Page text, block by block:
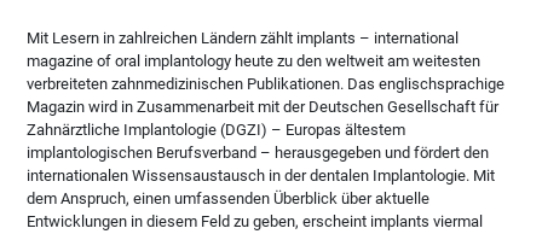
Mit Lesern in zahlreichen Ländern zählt implants – international
magazine of oral implantology heute zu den weltweit am weitesten
verbreiteten zahnmedizinischen Publikationen. Das englischsprachige
Magazin wird in Zusammenarbeit mit der Deutschen Gesellschaft für
Zahnärztliche Implantologie (DGZI) – Europas ältestem
implantologischen Berufsverband – herausgegeben und fördert den
internationalen Wissensaustausch in der dentalen Implantologie. Mit
dem Anspruch, einen umfassenden Überblick über aktuelle
Entwicklungen in diesem Feld zu geben, erscheint implants viermal